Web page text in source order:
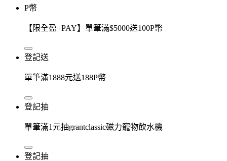
P幣
【限全盈+PAY】單筆滿$5000送100P幣
登記送
單筆滿1888元送188P幣
登記抽
單筆滿1元抽grantclassic磁力寵物飲水機
登記抽